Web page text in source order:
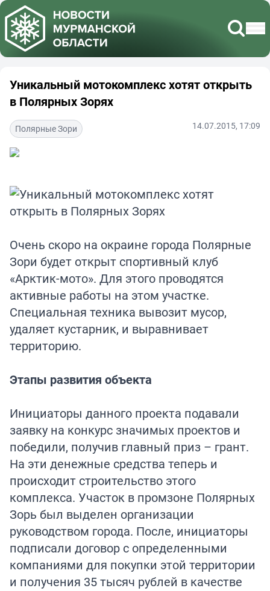
Уникальный мотокомплекс хотят открыть
в Полярных Зорях
Полярные Зори 14.07.2015, 17:09
Очень скоро на окраине города Полярные
Зори будет открыт спортивный клуб
«Арктик-мото». Для этого проводятся
активные работы на этом участке.
Специальная техника вывозит мусор,
удаляет кустарник, и выравнивает
территорию.
Этапы развития объекта
Инициаторы данного проекта подавали
заявку на конкурс значимых проектов и
победили, получив главный приз – грант.
На эти денежные средства теперь и
происходит строительство этого
комплекса. Участок в промзоне Полярных
Зорь был выделен организации
руководством города. После, инициаторы
подписали договор с определенными
компаниями для покупки этой территории
и получения 35 тысяч рублей в качестве